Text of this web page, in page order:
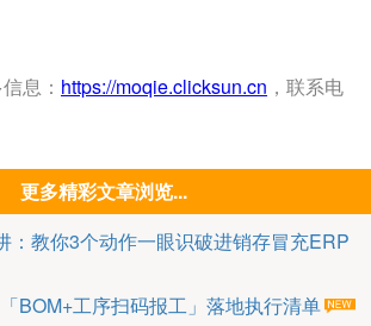
息： https://moqie.clicksun.cn ，联系电
更多精彩文章浏览...
：教你3个动作一眼识破进销存冒充ERP
BOM+工序扫码报工」落地执行清单